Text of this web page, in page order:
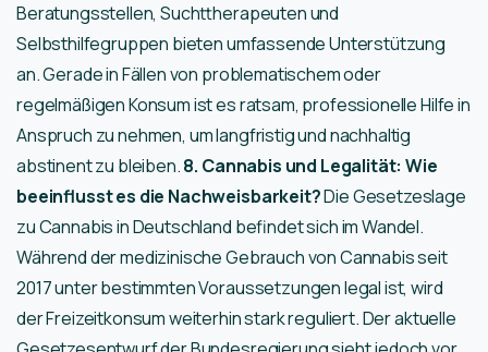
Beratungsstellen, Suchttherapeuten und
Selbsthilfegruppen bieten umfassende Unterstützung
an. Gerade in Fällen von problematischem oder
regelmäßigen Konsum ist es ratsam, professionelle Hilfe in
Anspruch zu nehmen, um langfristig und nachhaltig
abstinent zu bleiben.8. Cannabis und Legalität: Wie
beeinflusst es die Nachweisbarkeit?Die Gesetzeslage
zu Cannabis in Deutschland befindet sich im Wandel.
Während der medizinische Gebrauch von Cannabis seit
2017 unter bestimmten Voraussetzungen legal ist, wird
der Freizeitkonsum weiterhin stark reguliert. Der aktuelle